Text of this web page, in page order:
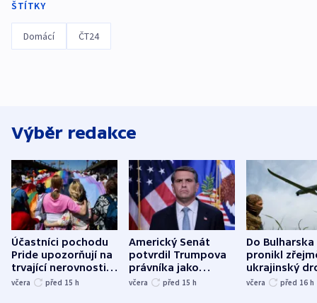
ŠTÍTKY
Domácí ČT24
Výběr redakce
Účastníci pochodu
Pride upozorňují na
trvající nerovnosti i
společenskou
včera před 15 h
Americký Senát
potvrdil Trumpova
právníka jako
ministra
včera před 15 h
Do Bulharska
pronikl
ukrajinský
explodoval
včera před 16 h